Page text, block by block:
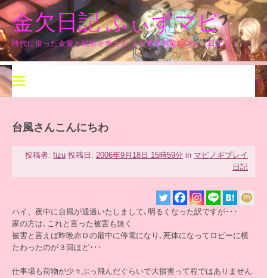
コ
ン
テ
ン
ツ
へ
ス
キ
ッ
金欠日記 ふぃずマビ
時代に沿った金策と戦術を考える ネタ要素満載のプレイ日記！！
台風さんこんにちわ
投稿者: fizu 投稿日: 2006年9月18日 15時59分 in マビノギプレイ
日記
ハイ、夜中に台風が通過いたしまして､明るくなった訳ですが･･･
家の方は､これと言った被害も無く
被害と言えば昨晩赤Ｄの最中に停電になり､死体になってロビーに横
たわったのが３回ほど･･･
仕事場も荷物が少々ぶっ飛んだぐらいで大損害って程ではありません